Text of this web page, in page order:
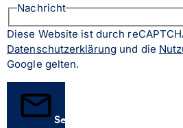
Nachricht
Diese Website ist durch
Datenschutzerklärung und die
Google gelten.
Senden